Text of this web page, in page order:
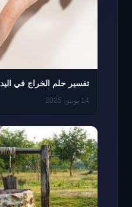
تفسير حلم الخراج في
14 يونيو، 2025